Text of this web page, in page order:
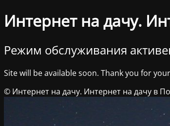
Интернет на дачу.
Режим обслуживания
Site will be available soon. Thank you for
© Интернет на дачу. Интернет на дачу в